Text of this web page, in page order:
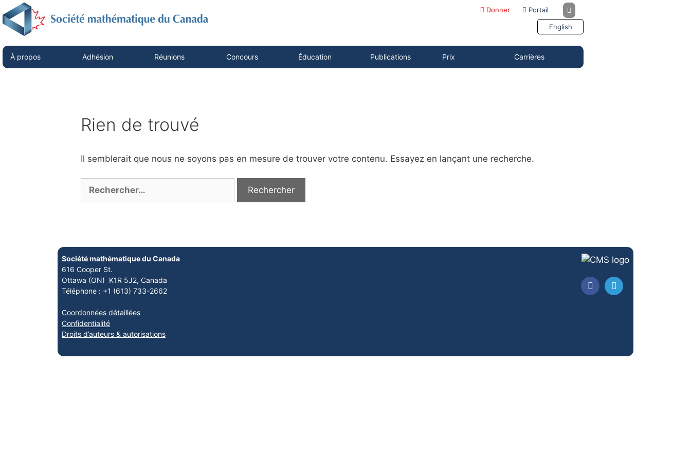
Donner Portail
English
À propos Adhésion Réunions Concours Éducation Publications Prix Carrières
Rien de trouvé
Il semblerait que nous ne soyons pas en mesure de trouver votre contenu. Essayez en lançant une recherche.
Société mathématique du Canada
616 Cooper St.
Ottawa (ON) K1R 5J2, Canada
Téléphone : +1 (613) 733-2662
Coordonnées détaillées
Confidentialité
Droits d’auteurs & autorisations